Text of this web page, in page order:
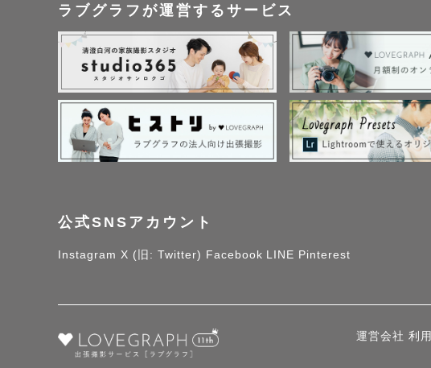
※Lovegraphからのご依頼限定
撮影させて頂いた神社お寺様一
【大阪】阿倍野神社、生國魂神
中稲荷、原田神社、四條畷神社
ラブグラフが運営するサービス
公式SNSアカウント
Instagram X (旧: Twitter) Facebook LINE Pinterest
運営会社 利